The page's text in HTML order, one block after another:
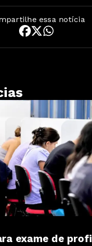
essa notícia
exame de